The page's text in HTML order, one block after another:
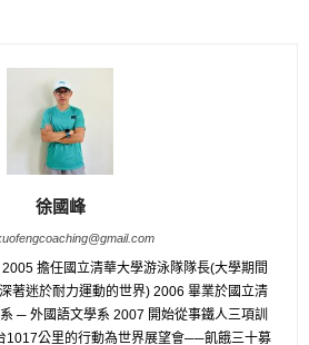
徐國峰
2005 擔任國立清華大學游泳隊隊長(大學期間
著迷於耐力運動的世界) 2006 畢業於國立清
─ 外國語文學系 2007 開始從事鐵人三項訓
1017公里的行動為世界展望會──飢餓三十募